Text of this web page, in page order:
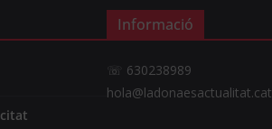
Informació
☏ 630238989
hola@ladonaesactualitat.cat